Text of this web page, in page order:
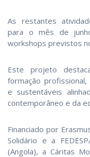
As restantes
para o mês de
workshops previstos
Este projeto
formação
e sustentáveis
contemporâneo e da
Financiado por
Solidário e a
(Angola), a Cáritas